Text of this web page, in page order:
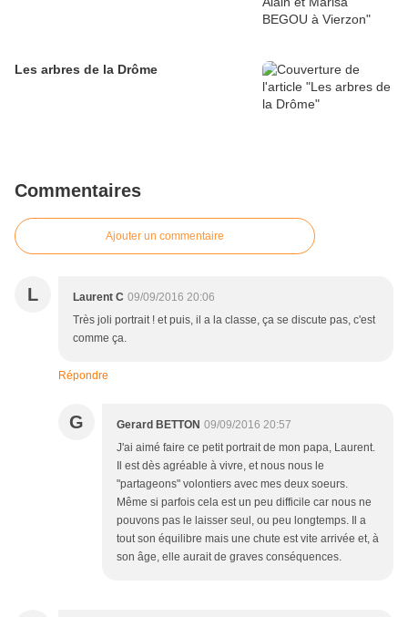
Les arbres de la Drôme
Commentaires
Ajouter un commentaire
L Laurent C 09/09/2016 20:06
Très joli portrait ! et puis, il a la classe, ça se discute pas, c'est
comme ça.
Répondre
G Gerard BETTON 09/09/2016 20:57
J'ai aimé faire ce petit portrait de mon papa, Laurent.
Il est dès agréable à vivre, et nous nous le
"partageons" volontiers avec mes deux soeurs.
Même si parfois cela est un peu difficile car nous ne
pouvons pas le laisser seul, ou peu longtemps. Il a
tout son équilibre mais une chute est vite arrivée et, à
son âge, elle aurait de graves conséquences.